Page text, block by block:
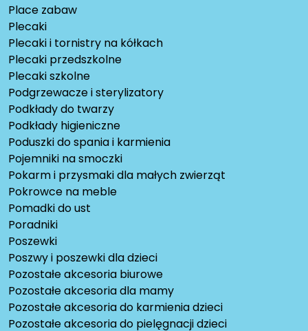
Place zabaw
Plecaki
Plecaki i tornistry na kółkach
Plecaki przedszkolne
Plecaki szkolne
Podgrzewacze i sterylizatory
Podkłady do twarzy
Podkłady higieniczne
Poduszki do spania i karmienia
Pojemniki na smoczki
Pokarm i przysmaki dla małych zwierząt
Pokrowce na meble
Pomadki do ust
Poradniki
Poszewki
Poszwy i poszewki dla dzieci
Pozostałe akcesoria biurowe
Pozostałe akcesoria dla mamy
Pozostałe akcesoria do karmienia dzieci
Pozostałe akcesoria do pielęgnacji dzieci